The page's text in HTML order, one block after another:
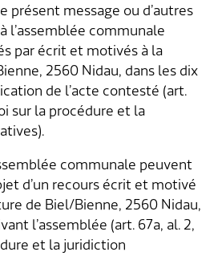
présent message ou d’autres
l’assemblée communale
par écrit et motivés à la
2560 Nidau, dans les dix
de l’acte contesté (art.
sur la procédure et la
communale peuvent
d’un recours écrit et motivé
de Biel/Bienne, 2560 Nidau,
l’assemblée (art. 67a, al. 2,
et la juridiction